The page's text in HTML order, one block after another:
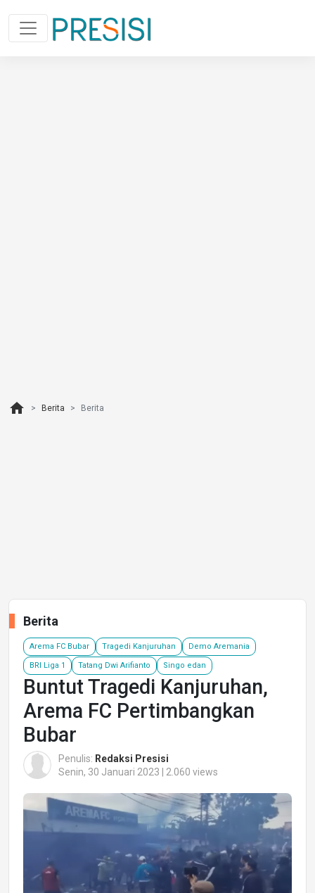
home Berita Berita
Berita
Arema FC Bubar Tragedi Kanjuruhan Demo Aremania
BRI Liga 1 Tatang Dwi Arifianto Singo edan
Buntut Tragedi Kanjuruhan,
Arema FC Pertimbangkan
Bubar
Penulis: Redaksi Presisi
Senin, 30 Januari 2023 | 2.060 views